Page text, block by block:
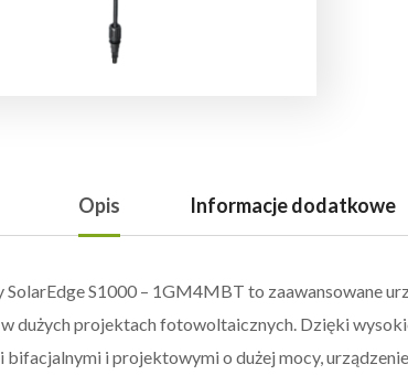
Opis Informacje dodatkowe
S1000 – 1GM4MBT to zaawansowane
dużych projektach fotowoltaicznych. Dzięki
bifacjalnymi i projektowymi o dużej mocy,